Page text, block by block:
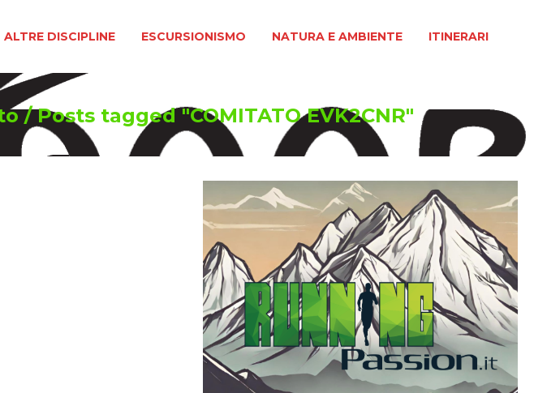
ALTRE DISCIPLINE ESCURSIONISMO NATURA E AMBIENTE ITINERARI
/Posts tagged "COMITATO EVK2CNR"